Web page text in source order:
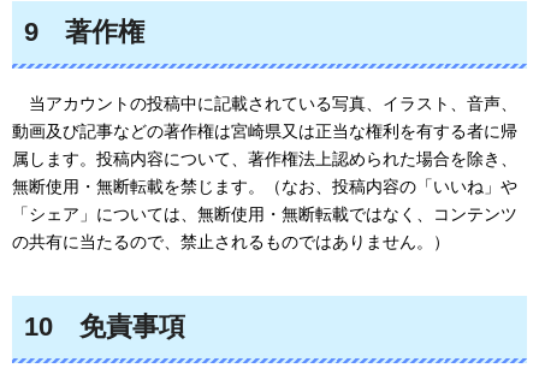
9 著作権
当アカウントの投稿中に記載されている写真、イラスト、音声、
動画及び記事などの著作権は宮崎県又は正当な権利を有する者に帰
属します。投稿内容について、著作権法上認められた場合を除き、
無断使用・無断転載を禁じます。（なお、投稿内容の「いいね」や
「シェア」については、無断使用・無断転載ではなく、コンテンツ
の共有に当たるので、禁止されるものではありません。）
10 免責事項